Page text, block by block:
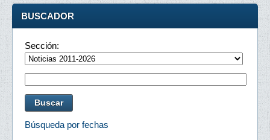
BUSCADOR
Sección:
Búsqueda por fechas